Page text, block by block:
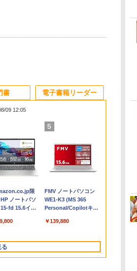
09 12:05
限
ノートパソ
fd 15.6イン
SSD インテ
FMV ノートパソコン
WE1-K3 (MS 365
Personal/Copilotキー
型/Core i5/16GB/SSD
FMVWK3E15W_AZ
￥139,880
書 電子書籍リーダー